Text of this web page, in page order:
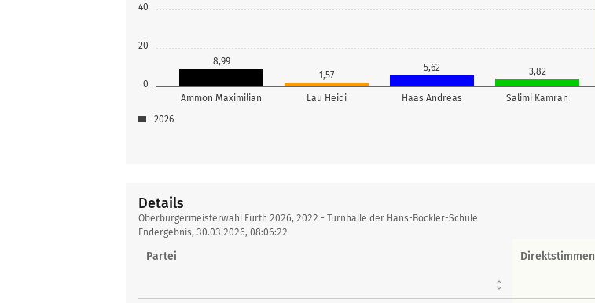
0
20
40
Ammon Maximilian Lau Heidi Haas Andreas Salimi Kamran
8,99
1,57
5,62 3,82
2026
Details
Details
Oberbürgermeisterwahl Fürth 2026, 2022 - Turnhalle der Hans-Böckler-Schule
Endergebnis, 30.03.2026, 08:06:22
Partei Direktstimmen